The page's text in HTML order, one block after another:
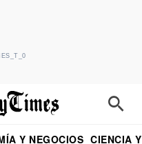
Y NEGOCIOS CIENCIA